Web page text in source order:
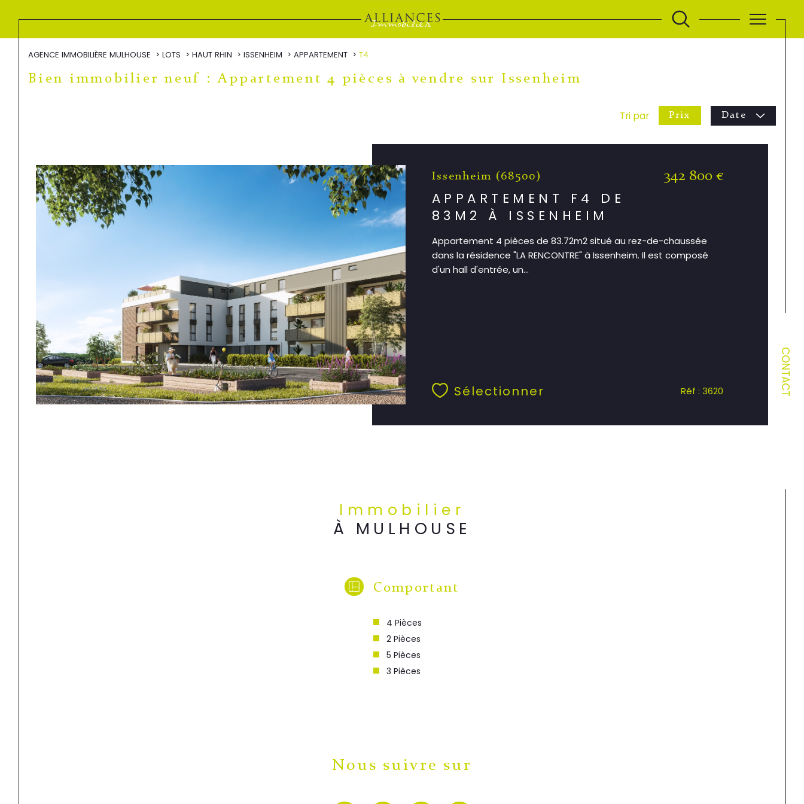
CONTACT
AGENCE IMMOBILIÈRE MULHOUSE LOTS HAUT RHIN ISSENHEIM APPARTEMENT T4
Bien immobilier neuf : Appartement 4 pièces à vendre sur Issenheim
Tri par Prix Date
Issenheim (68500)
APPARTEMENT F4 DE
83M2 À ISSENHEIM
342 800 €
Appartement 4 pièces de 83.72m2 situé au rez-de-chaussée
dans la résidence "LA RENCONTRE" à Issenheim. Il est composé
d'un hall d'entrée, un...
Sélectionner Réf : 3620
Immobilier
À MULHOUSE
Comportant
4 Pièces
2 Pièces
5 Pièces
3 Pièces
Nous suivre sur